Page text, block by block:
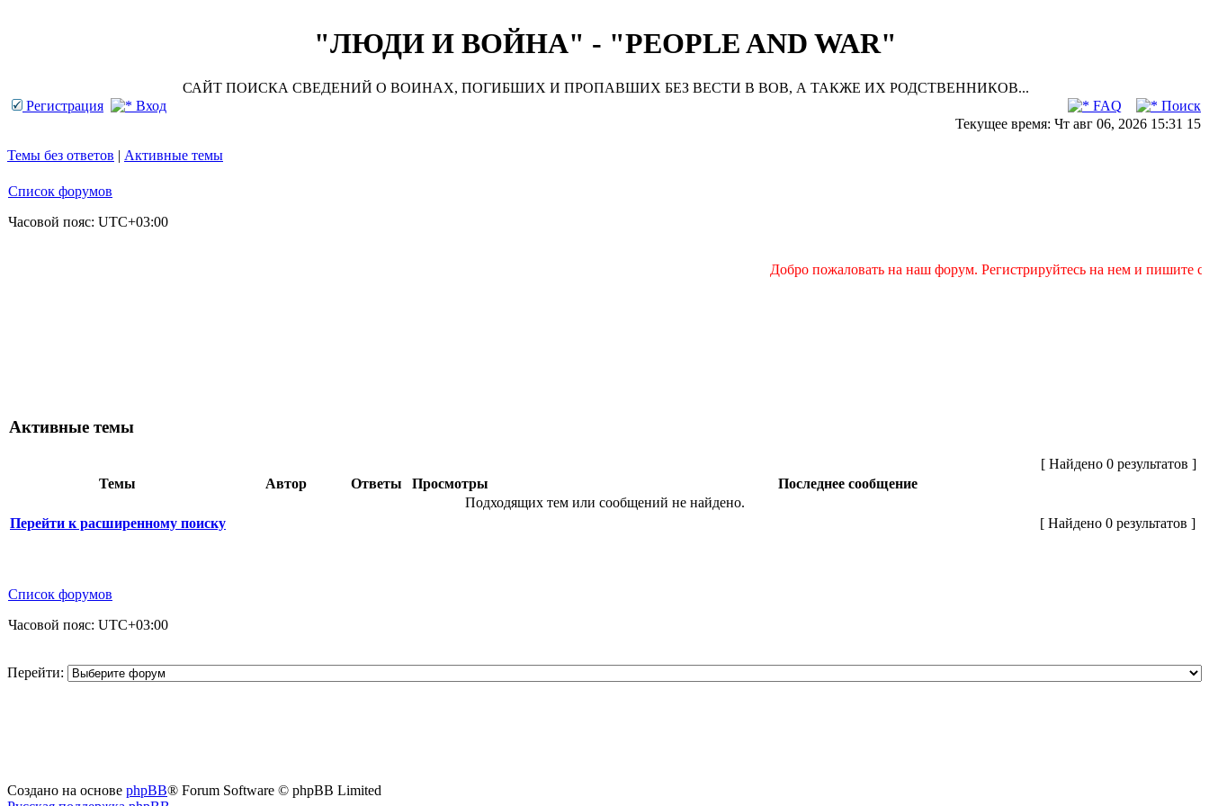
"ЛЮДИ И ВОЙНА" - "PEOPLE AND WAR"
САЙТ ПОИСКА СВЕДЕНИЙ О ВОИНАХ, ПОГИБШИХ И ПРОПАВШИХ БЕЗ ВЕСТИ В ВОВ, А ТАКЖЕ ИХ РОДСТВЕННИКОВ...
Регистрация
Вход FAQ
Поиск
Текущее время: Чт авг 06, 2026 15:31 15
Темы без ответов | Активные темы
Список форумов
Часовой пояс: UTC+03:00
Добро пожаловать на наш форум. Регистрируйтесь на нем и пишите
Активные темы
[ Найдено 0 результатов ]
Темы
Автор Ответы Просмотры
Последнее сообщение
Подходящих тем или сообщений не найдено.
Перейти к расширенному поиску
[ Найдено 0 результатов ]
Список форумов
Часовой пояс: UTC+03:00
Перейти:
Создано на основе phpBB® Forum Software © phpBB Limited